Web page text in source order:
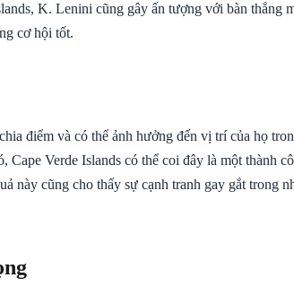
K. Lenini cũng gây ấn tượng với bàn thắng
cơ hội tốt.
điểm và có thể ảnh hưởng đến vị trí của họ
Verde Islands có thể coi đây là một thành
này cũng cho thấy sự cạnh tranh gay gắt trong